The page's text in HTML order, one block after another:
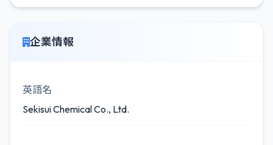
企業情報
英語名
Sekisui Chemical Co., Ltd.